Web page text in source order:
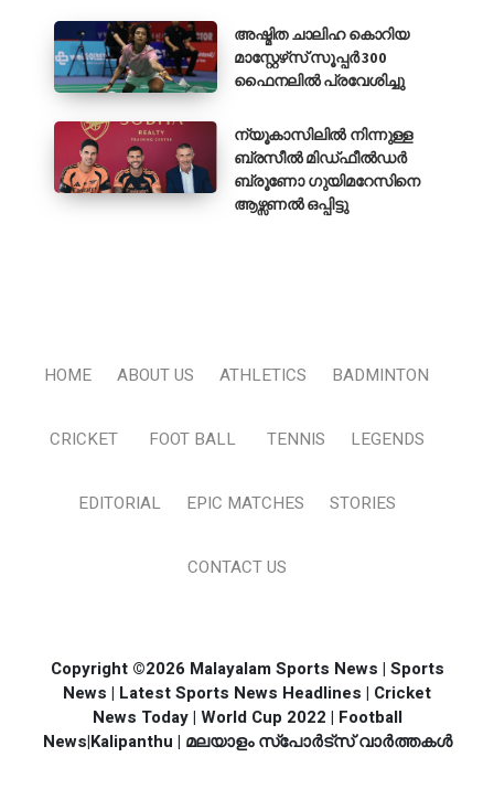
അഷ്മിത ചാലിഹ കൊറിയ
മാസ്റ്റേഴ്‌സ് സൂപ്പർ 300
ഫൈനലിൽ പ്രവേശിച്ചു
ന്യൂകാസിലിൽ നിന്നുള്ള
ബ്രസീൽ മിഡ്ഫീൽഡർ
ബ്രൂണോ ഗുയിമറേസിനെ
ആഴ്സണൽ ഒപ്പിട്ടു
HOME ABOUT US ATHLETICS BADMINTON
CRICKET FOOT BALL TENNIS LEGENDS
EDITORIAL EPIC MATCHES STORIES
CONTACT US
Copyright ©2026 Malayalam Sports News | Sports
News | Latest Sports News Headlines | Cricket
News Today | World Cup 2022 | Football
News|Kalipanthu | മലയാളം സ്പോര്‍ട്സ് വാര്‍ത്തകള്‍